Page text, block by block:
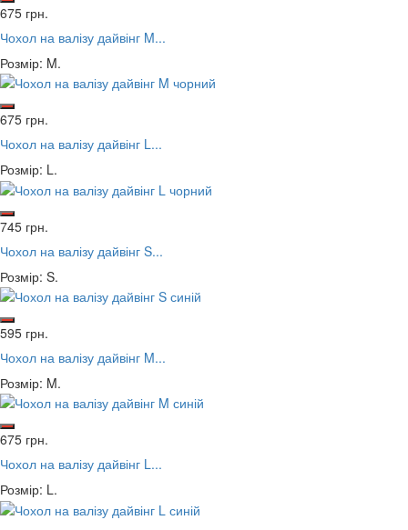
675 грн.
Чохол на валізу дайвінг M...
Розмір: M.
675 грн.
Чохол на валізу дайвінг L...
Розмір: L.
745 грн.
Чохол на валізу дайвінг S...
Розмір: S.
595 грн.
Чохол на валізу дайвінг M...
Розмір: M.
675 грн.
Чохол на валізу дайвінг L...
Розмір: L.